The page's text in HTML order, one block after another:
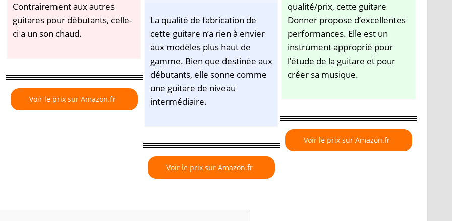
Contrairement aux autres
guitares pour débutants, celle-
ci a un son chaud.
Voir le prix sur Amazon.fr
La qualité de fabrication de
cette guitare n’a rien à envier
aux modèles plus haut de
gamme. Bien que destinée aux
débutants, elle sonne comme
une guitare de niveau
intermédiaire.
Voir le prix sur Amazon.fr
qualité/prix, cette guitare
Donner propose d’excellentes
performances. Elle est un
instrument approprié pour
l’étude de la guitare et pour
créer sa musique.
Voir le prix sur Amazon.fr